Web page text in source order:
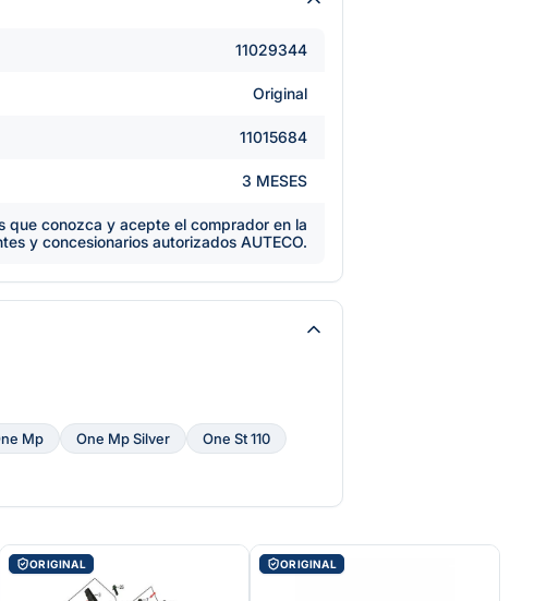
11029344
Original
11015684
3 MESES
que conozca y acepte el comprador en la
y concesionarios autorizados AUTECO.
Mp One Mp Silver
One St 110
ORIGINAL ORIGINAL